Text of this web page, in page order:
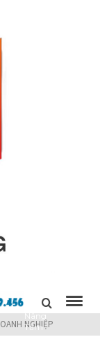
Kết Nối,
Nâng
Tầm
Doanh
NGHIỆP